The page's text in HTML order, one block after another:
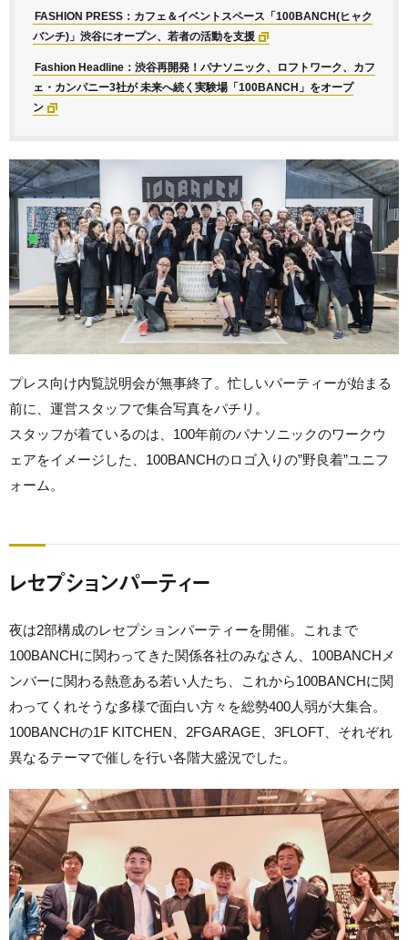
FASHION PRESS：カフェ＆イベントスペース「100BANCH(ヒャク
バンチ)」渋谷にオープン、若者の活動を支援
Fashion Headline：渋谷再開発！パナソニック、ロフトワーク、カフ
ェ・カンパニー3社が 未来へ続く実験場「100BANCH」をオープ
ン
プレス向け内覧説明会が無事終了。忙しいパーティーが始まる
前に、運営スタッフで集合写真をパチリ。
スタッフが着ているのは、100年前のパナソニックのワークウ
ェアをイメージした、100BANCHのロゴ入りの”野良着”ユニフ
ォーム。
レセプションパーティー
夜は2部構成のレセプションパーティーを開催。これまで
100BANCHに関わってきた関係各社のみなさん、100BANCHメ
ンバーに関わる熱意ある若い人たち、これから100BANCHに関
わってくれそうな多様で面白い方々を総勢400人弱が大集合。
100BANCHの1F KITCHEN、2FGARAGE、3FLOFT、それぞれ
異なるテーマで催しを行い各階大盛況でした。